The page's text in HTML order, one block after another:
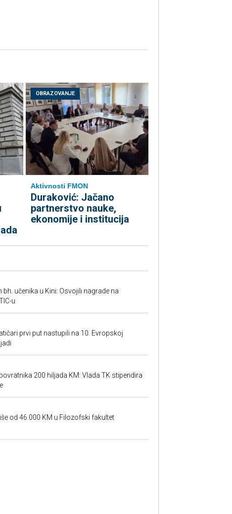
OBRAZOVANJE
Aktivnosti FMON
Duraković: Jačano
partnerstvo nauke,
ekonomije i institucija
učenika u Kini: Osvojili nagrade na
u
prvi put nastupili na 10. Evropskoj
200 hiljada KM: Vlada TK stipendira
od 46.000 KM u Filozofski fakultet